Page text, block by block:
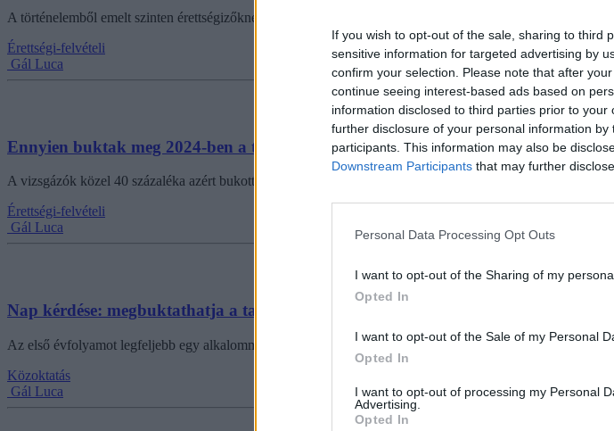
If you wish to opt-out of the sale, sharing to third
sensitive information for targeted advertising by
confirm your selection. Please note that after
continue seeing interest-based ads based on
information disclosed to third parties prior to
further disclosure of your personal information by
participants. This information may also be
Downstream Participants that may further
Personal Data Processing Opt Outs
I want to opt-out of the Sharing of my
Opted In
I want to opt-out of the Sale of my Personal
Opted In
I want to opt-out of processing my Personal
Advertising.
Opted In
A történelemből emelt szinten érettségizőknek kevesebb mint egy százaléka bukott meg a tavalyi vizsgán.
Érettségi-felvételi
Gál Luca
Ennyien buktak meg 2024-ben a történelemérettségin
A vizsgázók közel 40 százaléka azért bukott meg, mert nem mentek el az érettségire.
Érettségi-felvételi
Gál Luca
Nap kérdése: megbuktathatja a tanár a diákot elsőben?
Az első évfolyamot legfeljebb egy alkalommal lehet megismételni, azt is kizárólag a szülő kérésére.
Közoktatás
Gál Luca